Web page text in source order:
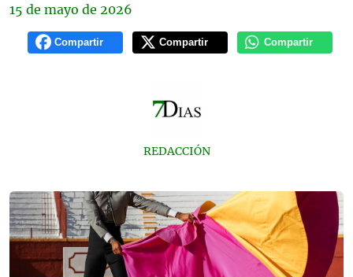
15 de mayo de 2026
Compartir Compartir Compartir
REDACCIÓN